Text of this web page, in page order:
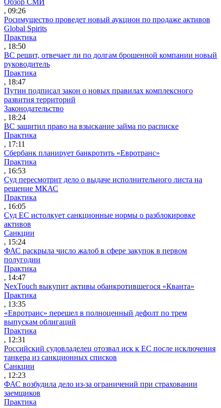
, 09:26
Росимущество проведет новый аукцион по продаже активов
Global Spirits
Практика
, 18:50
ВС решит, отвечает ли по долгам брошенной компании новый
руководитель
Практика
, 18:47
Путин подписал закон о новых правилах комплексного
развития территорий
Законодательство
, 18:24
ВС защитил право на взыскание займа по расписке
Практика
, 17:11
Сбербанк планирует банкротить «Евротранс»
Практика
, 16:53
Суд пересмотрит дело о выдаче исполнительного листа на
решение МКАС
Практика
, 16:05
Суд ЕС истолкует санкционные нормы о разблокировке
активов
Санкции
, 15:24
ФАС раскрыла число жалоб в сфере закупок в первом
полугодии
Практика
, 14:47
NexTouch выкупит активы обанкротившегося «Кванта»
Практика
, 13:35
«Евротранс» перешел в полноценный дефолт по трем
выпускам облигаций
Практика
, 12:31
Российский судовладелец отозвал иск к ЕС после исключения
танкера из санкционных списков
Санкции
, 12:23
ФАС возбудила дело из-за ограничений при страховании
заемщиков
Практика